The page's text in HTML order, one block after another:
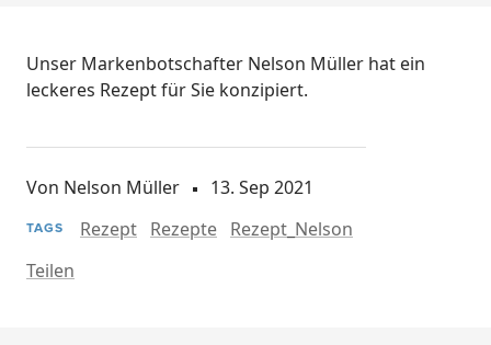
Von Nelson Müller 13. Sep 2021
TAGS Rezept Rezepte Rezept_Nelson
Teilen
Unser Markenbotschafter Nelson Müller hat ein
leckeres Rezept für Sie konzipiert.